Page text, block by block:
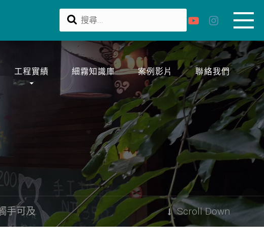
工程實績 細霧知識庫 案例影片 聯絡我們
Scroll Down
手可及